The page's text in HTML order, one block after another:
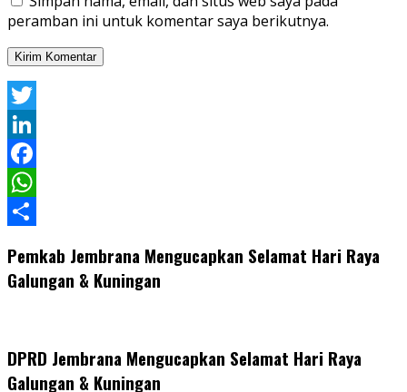
peramban ini untuk komentar saya berikutnya.
Twitter
LinkedIn
Facebook
WhatsApp
Pemkab Jembrana Mengucapkan Selamat Hari Raya
Galungan & Kuningan
DPRD Jembrana Mengucapkan Selamat Hari Raya
Galungan & Kuningan